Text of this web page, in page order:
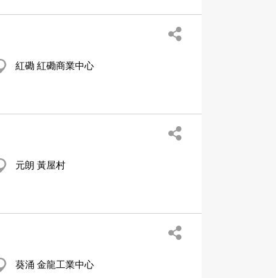
紅磡 紅磡商業中心
元朗 黃屋村
葵涌 金龍工業中心